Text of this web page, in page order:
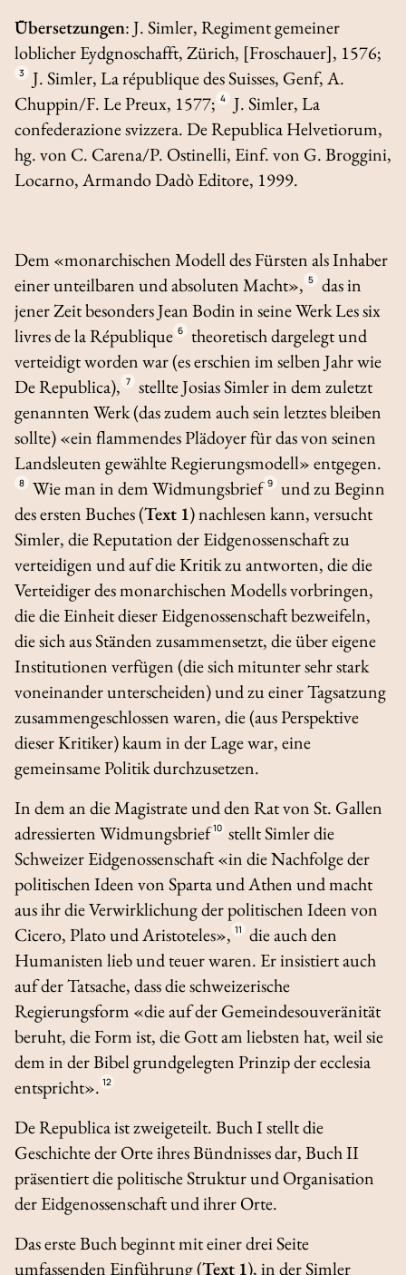
Übersetzungen: J. Simler,Regiment gemeiner
loblicher Eydgnoschafft, Zürich, [Froschauer], 1576;
3 J. Simler,La république des Suisses, Genf, A.
Chuppin/F. Le Preux, 1577; 4 J. Simler,La
confederazione svizzera. De Republica Helvetiorum,
hg. von C. Carena/P. Ostinelli, Einf. von G. Broggini,
Locarno, Armando Dadò Editore, 1999.
Dem «monarchischen Modell des Fürsten als Inhaber
einer unteilbaren und absoluten Macht», 5
das in
jener Zeit besonders Jean Bodin in seine WerkLes six
livres de la République 6
theoretisch dargelegt und
verteidigt worden war (es erschien im selben Jahr wie
De Republica), 7
stellte Josias Simler in dem zuletzt
genannten Werk (das zudem auch sein letztes bleiben
sollte) «ein flammendes Plädoyer für das von seinen
Landsleuten gewählte Regierungsmodell» entgegen.
8 Wie man in dem Widmungsbrief 9
und zu Beginn
des ersten Buches (Text 1) nachlesen kann, versucht
Simler, die Reputation der Eidgenossenschaft zu
verteidigen und auf die Kritik zu antworten, die die
Verteidiger des monarchischen Modells vorbringen,
die die Einheit dieser Eidgenossenschaft bezweifeln,
die sich aus Ständen zusammensetzt, die über eigene
Institutionen verfügen (die sich mitunter sehr stark
voneinander unterscheiden) und zu einer Tagsatzung
zusammengeschlossen waren, die (aus Perspektive
dieser Kritiker) kaum in der Lage war, eine
gemeinsame Politik durchzusetzen.
In dem an die Magistrate und den Rat von St. Gallen
adressierten Widmungsbrief 10 stellt Simler die
Schweizer Eidgenossenschaft «in die Nachfolge der
politischen Ideen von Sparta und Athen und macht
aus ihr die Verwirklichung der politischen Ideen von
Cicero, Plato und Aristoteles», 11
die auch den
Humanisten lieb und teuer waren. Er insistiert auch
auf der Tatsache, dass die schweizerische
Regierungsform «die auf der Gemeindesouveränität
beruht, die Form ist, die Gott am liebsten hat, weil sie
dem in der Bibel grundgelegten Prinzip derecclesia
entspricht». 12
De Republicaist zweigeteilt. Buch I stellt die
Geschichte der Orte ihres Bündnisses dar, Buch II
präsentiert die politische Struktur und Organisation
der Eidgenossenschaft und ihrer Orte.
Das erste Buch beginnt mit einer drei Seite
umfassenden Einführung (Text 1), in der Simler